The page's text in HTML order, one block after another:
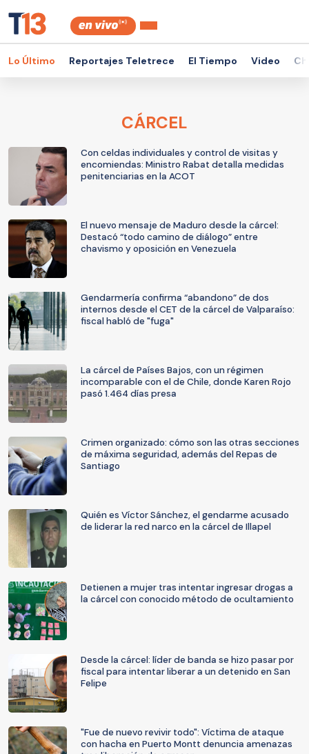
Lo Último Reportajes Teletrece El Tiempo Video
CÁRCEL
Con celdas individuales y control de visitas y
encomiendas: Ministro Rabat detalla medidas
penitenciarias en la ACOT
El nuevo mensaje de Maduro desde la cárcel:
Destacó “todo camino de diálogo” entre
chavismo y oposición en Venezuela
Gendarmería confirma “abandono” de dos
internos desde el CET de la cárcel de Valparaíso:
fiscal habló de "fuga"
La cárcel de Países Bajos, con un régimen
incomparable con el de Chile, donde Karen Rojo
pasó 1.464 días presa
Crimen organizado: cómo son las otras secciones
de máxima seguridad, además del Repas de
Santiago
Quién es Víctor Sánchez, el gendarme acusado
de liderar la red narco en la cárcel de Illapel
Detienen a mujer tras intentar ingresar drogas a
la cárcel con conocido método de ocultamiento
Desde la cárcel: líder de banda se hizo pasar por
fiscal para intentar liberar a un detenido en San
Felipe
"Fue de nuevo revivir todo": Víctima de ataque
con hacha en Puerto Montt denuncia amenazas